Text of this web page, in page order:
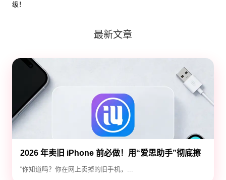
级！
最新文章
2026 年卖旧 iPhone 前必做！用“爱思助手”彻底擦
除隐私，防止数据泄露
“你知道吗？你在网上卖掉的旧手机，...